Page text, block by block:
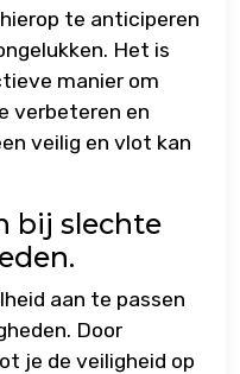
te anticiperen
Het is
manier om
verbeteren en
veilig en vlot kan
bij slechte
aan te passen
Door
je de veiligheid op